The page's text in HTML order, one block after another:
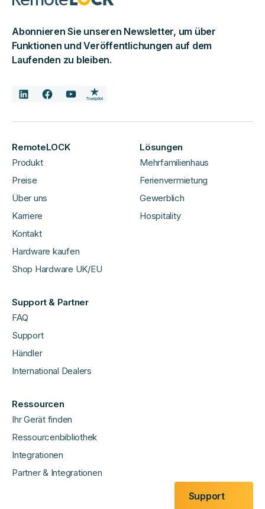
Abonnieren Sie unseren Newsletter, um über
Funktionen und Veröffentlichungen auf dem
Laufenden zu bleiben.
RemoteLOCK
Produkt
Preise
Über uns
Karriere
Kontakt
Hardware kaufen
Shop Hardware UK/EU
Lösungen
Mehrfamilienhaus
Ferienvermietung
Gewerblich
Hospitality
Support & Partner
FAQ
Support
Händler
International Dealers
Ressourcen
Ihr Gerät finden
Ressourcenbibliothek
Integrationen
Partner & Integrationen
Support